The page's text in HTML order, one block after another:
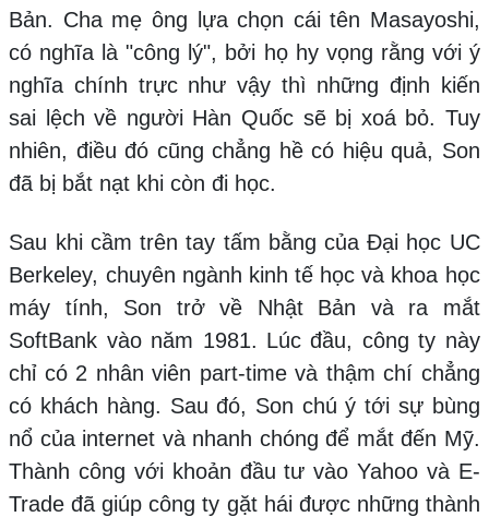
Bản. Cha mẹ ông lựa chọn cái tên Masayoshi,
có nghĩa là "công lý", bởi họ hy vọng rằng với ý
nghĩa chính trực như vậy thì những định kiến
sai lệch về người Hàn Quốc sẽ bị xoá bỏ. Tuy
nhiên, điều đó cũng chẳng hề có hiệu quả, Son
đã bị bắt nạt khi còn đi học.
Sau khi cầm trên tay tấm bằng của Đại học UC
Berkeley, chuyên ngành kinh tế học và khoa học
máy tính, Son trở về Nhật Bản và ra mắt
SoftBank vào năm 1981. Lúc đầu, công ty này
chỉ có 2 nhân viên part-time và thậm chí chẳng
có khách hàng. Sau đó, Son chú ý tới sự bùng
nổ của internet và nhanh chóng để mắt đến Mỹ.
Thành công với khoản đầu tư vào Yahoo và E-
Trade đã giúp công ty gặt hái được những thành